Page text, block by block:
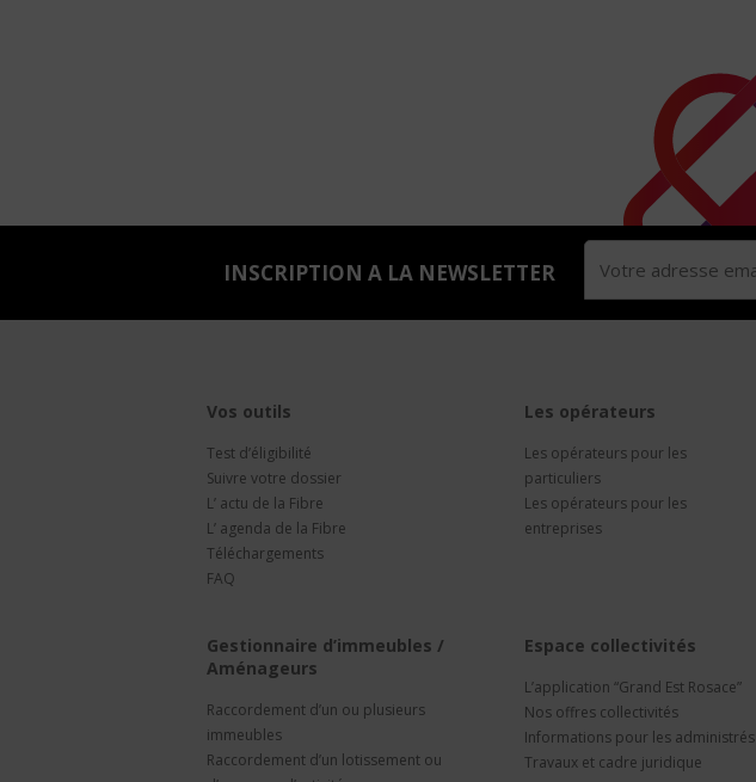
INSCRIPTION A LA NEWSLETTER
Vos outils
Test d’éligibilité
Suivre votre dossier
L’ actu de la Fibre
L’ agenda de la Fibre
Téléchargements
FAQ
Les opérateurs
Les opérateurs pour les
particuliers
Les opérateurs pour les
entreprises
Gestionnaire d’immeubles /
Aménageurs
Raccordement d’un ou plusieurs
immeubles
Raccordement d’un lotissement ou
Espace collectivités
L’application “Grand Est Rosace”
Nos offres collectivités
Informations pour les administrés
Travaux et cadre juridique